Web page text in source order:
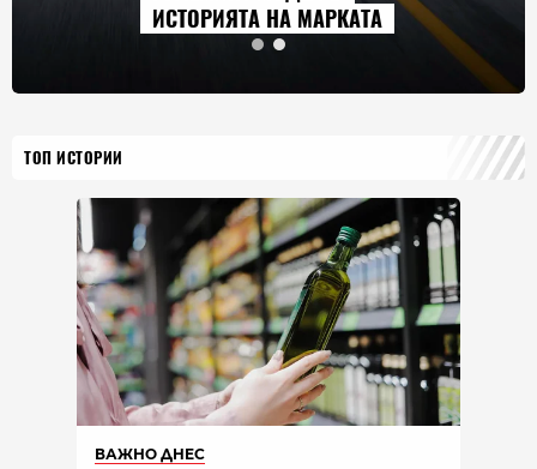
2026 Г.
ТОП ИСТОРИИ
ВАЖНО ДНЕС